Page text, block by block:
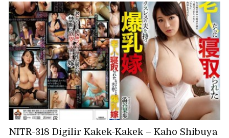
NITR-318 Digilir Kakek-Kakek – Kaho Shibuya